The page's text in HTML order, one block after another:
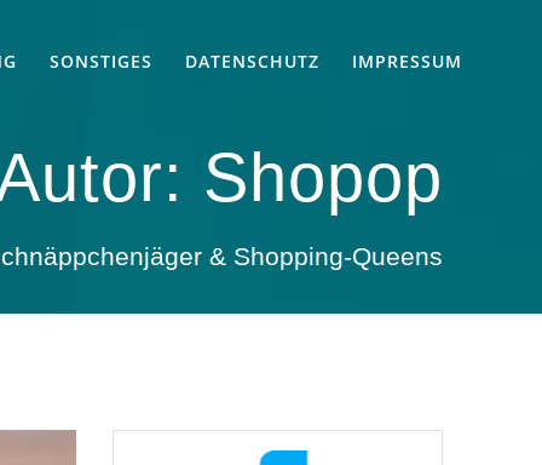
SONSTIGES DATENSCHUTZ IMPRESSUM
Shopop
& Shopping-Queens